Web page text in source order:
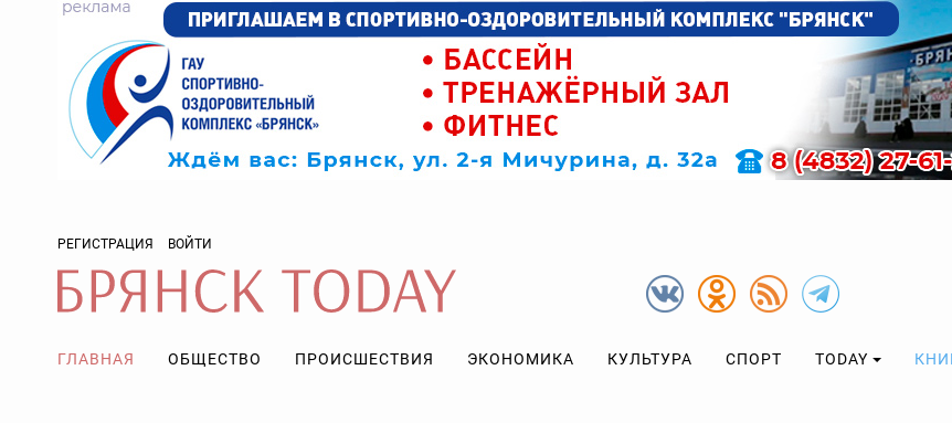
РЕГИСТРАЦИЯ ВОЙТИ
ГЛАВНАЯ ОБЩЕСТВО ПРОИСШЕСТВИЯ ЭКОНОМИКА КУЛЬТУРА СПОРТ TODAY